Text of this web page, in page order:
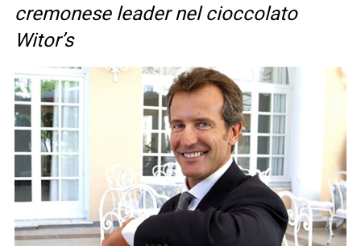
cremonese leader nel cioccolato
Witor’s